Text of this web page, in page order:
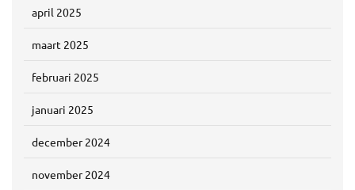
april 2025
maart 2025
februari 2025
januari 2025
december 2024
november 2024